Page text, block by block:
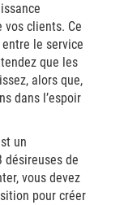
clients. Ce
le service
que les
alors que,
dans l’espoir
un
désireuses de
vous devez
pour créer